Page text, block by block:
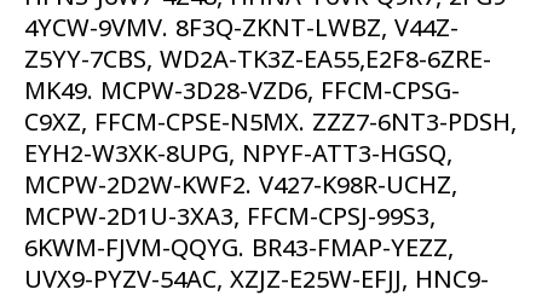
4YCW-9VMV. 8F3Q-ZKNT-LWBZ, V44Z-
Z5YY-7CBS, WD2A-TK3Z-EA55,E2F8-6ZRE-
MK49. MCPW-3D28-VZD6, FFCM-CPSG-
C9XZ, FFCM-CPSE-N5MX. ZZZ7-6NT3-PDSH,
EYH2-W3XK-8UPG, NPYF-ATT3-HGSQ,
MCPW-2D2W-KWF2. V427-K98R-UCHZ,
MCPW-2D1U-3XA3, FFCM-CPSJ-99S3,
6KWM-FJVM-QQYG. BR43-FMAP-YEZZ,
UVX9-PYZV-54AC, XZJZ-E25W-EFJJ, HNC9-